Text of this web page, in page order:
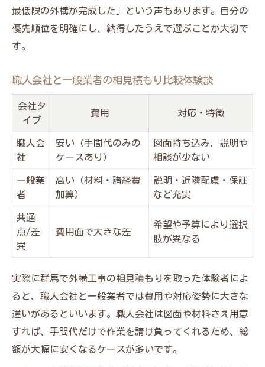
最低限の外構が完成した」という声もあります。自分の
優先順位を明確にし、納得したうえで選ぶことが大切で
す。
職人会社と一般業者の相見積もり比較体験談
会社タ
イプ
費用 対応・特徴
職人会
社
安い（手間代のみの
ケースあり）
図面持ち込み、説明や
相談が少ない
一般業
者
高い（材料・諸経費
加算）
説明・近隣配慮・保証
など充実
共通
点/差
異
費用面で大きな差
希望や予算により選択
肢が異なる
実際に群馬で外構工事の相見積もりを取った体験者によ
ると、職人会社と一般業者では費用や対応姿勢に大きな
違いがあるといいます。職人会社は図面や材料さえ用意
すれば、手間代だけで作業を請け負ってくれるため、総
額が大幅に安くなるケースが多いです。